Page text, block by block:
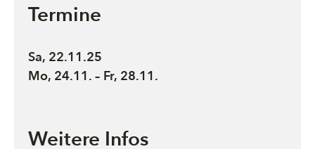
Termine
Sa, 22.11.25
Mo, 24.11. – Fr, 28.11.
Weitere Infos